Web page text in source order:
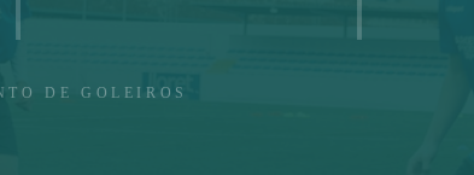
DE GOLEIROS